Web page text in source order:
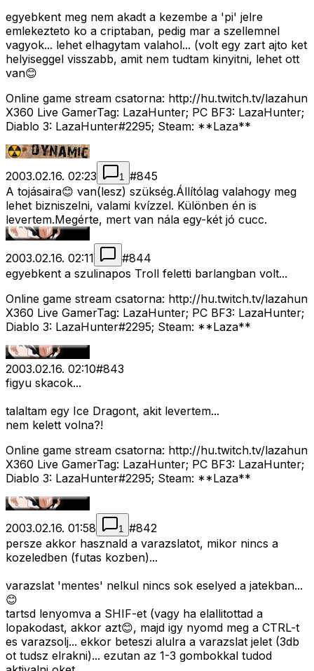
egyebkent meg nem akadt a kezembe a 'pi' jelre
emlekezteto ko a criptaban, pedig mar a szellemnel
vagyok... lehet elhagytam valahol... (volt egy zart ajto ket
helyiseggel visszabb, amit nem tudtam kinyitni, lehet ott
van😊
Online game stream csatorna: http://hu.twitch.tv/lazahun
X360 Live GamerTag: LazaHunter; PC BF3: LazaHunter;
Diablo 3: LazaHunter#2295; Steam: **Laza**
2003.02.16. 02:23 1 #845
A tojásaira😊 van(lesz) szükség.Állítólag valahogy meg
lehet bizniszelni, valami kvízzel. Különben én is
levertem.Megérte, mert van nála egy-két jó cucc.
2003.02.16. 02:11 #844
egyebkent a szulinapos Troll feletti barlangban volt...
Online game stream csatorna: http://hu.twitch.tv/lazahun
X360 Live GamerTag: LazaHunter; PC BF3: LazaHunter;
Diablo 3: LazaHunter#2295; Steam: **Laza**
2003.02.16. 02:10#843
figyu skacok...
talaltam egy Ice Dragont, akit levertem...
nem kelett volna?!
Online game stream csatorna: http://hu.twitch.tv/lazahun
X360 Live GamerTag: LazaHunter; PC BF3: LazaHunter;
Diablo 3: LazaHunter#2295; Steam: **Laza**
2003.02.16. 01:58 1 #842
persze akkor hasznald a varazslatot, mikor nincs a
kozeledben (futas kozben)...
varazslat 'mentes' nelkul nincs sok eselyed a jatekban...
😊
tartsd lenyomva a SHIF-et (vagy ha elallitottad a
lopakodast, akkor azt😊, majd igy nyomd meg a CTRL-t
es varazsolj... ekkor beteszi alulra a varazslat jelet (3db
ot tudsz elrakni)... ezutan az 1-3 gombokkal tudod